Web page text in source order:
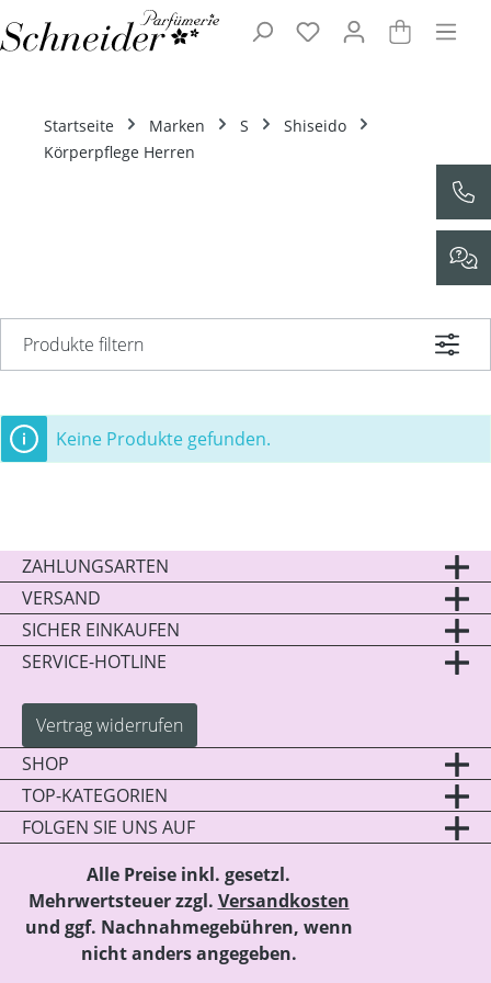
Zum Hauptinhalt springen
Startseite Marken S
Shiseido
Körperpflege Herren
Produkte filtern
Keine Produkte gefunden.
ZAHLUNGSARTEN
VERSAND
SICHER EINKAUFEN
SERVICE-HOTLINE
Vertrag widerrufen
SHOP
TOP-KATEGORIEN
FOLGEN SIE UNS AUF
Alle Preise inkl. gesetzl.
Mehrwertsteuer zzgl. Versandkosten
und ggf. Nachnahmegebühren, wenn
nicht anders angegeben.